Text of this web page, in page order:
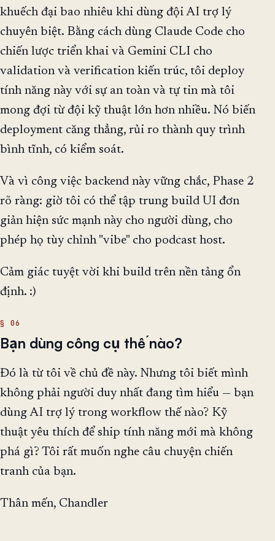
khuếch đại bao nhiêu khi dùng đội AI trợ lý
chuyên biệt. Bằng cách dùng Claude Code cho
chiến lược triển khai và Gemini CLI cho
validation và verification kiến trúc, tôi deploy
tính năng này với sự an toàn và tự tin mà tôi
mong đợi từ đội kỹ thuật lớn hơn nhiều. Nó biến
deployment căng thẳng, rủi ro thành quy trình
bình tĩnh, có kiểm soát.
Và vì công việc backend này vững chắc, Phase 2
rõ ràng: giờ tôi có thể tập trung build UI đơn
giản hiện sức mạnh này cho người dùng, cho
phép họ tùy chỉnh "vibe" cho podcast host.
Cảm giác tuyệt vời khi build trên nền tảng ổn
định. :)
Bạn dùng công cụ thế nào?
Đó là từ tôi về chủ đề này. Nhưng tôi biết mình
không phải người duy nhất đang tìm hiểu — bạn
dùng AI trợ lý trong workflow thế nào? Kỹ
thuật yêu thích để ship tính năng mới mà không
phá gì? Tôi rất muốn nghe câu chuyện chiến
tranh của bạn.
Thân mến, Chandler